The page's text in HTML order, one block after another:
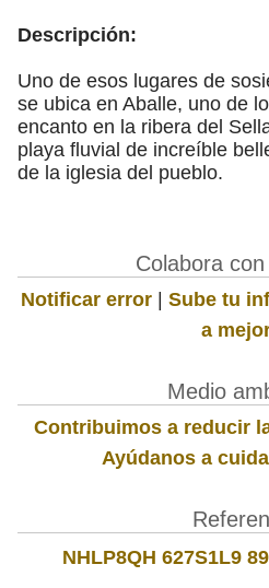
Descripción:
Uno de esos lugares de
se ubica en Aballe, uno de
encanto en la ribera del
playa fluvial de increíble
de la iglesia del pueblo.
Colabora
Notificar error | Sube tu
a
Medio
Contribuimos a reducir
Ayúdanos a
NHLP8QH 627S1L9